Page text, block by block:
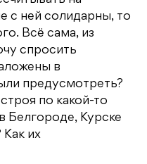
с ней солидарны, то
Всё сама, из
спросить
в
предусмотреть?
по какой-то
Белгороде, Курске
Как их